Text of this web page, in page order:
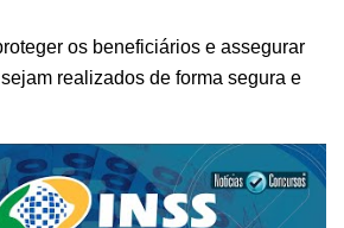
os beneficiários e assegurar
realizados de forma segura e